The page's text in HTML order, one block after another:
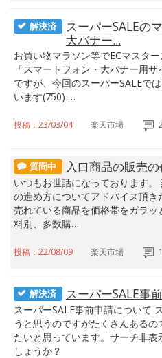
解決済
スーパーSALEの
大バナー...
お買い物マラソン等でECマスタ
「スマートフォン・大バナー用
ですが、今回のスーパーSALEで
います(750) …
投稿：23/03/04 楽天市場
質問中 入口商品の販売
いつもお世話になっております
の進め方についてアドバイス頂
売れている商品を価格帯をガラ
料別、多数購…
投稿：22/08/09 楽天市場 1
解決済 スーパーSALE事
スーパーSALE事前申請について
うと思うのですがたくさんある
たいと思っています。サーチ非
しょうか？